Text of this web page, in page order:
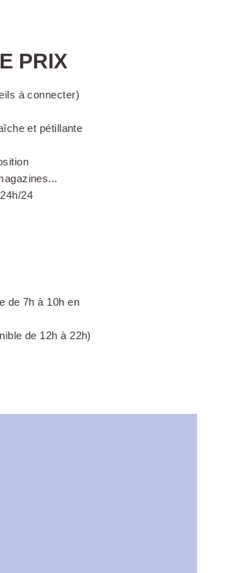
PRIX
à connecter)
et pétillante
24
de 7h à 10h en
de 12h à 22h)